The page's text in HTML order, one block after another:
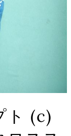
ト (c)